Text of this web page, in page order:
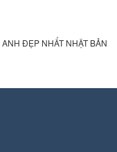
ĐẸP NHẤT NHẬT BẢN